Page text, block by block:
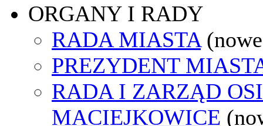
ORGANY I RADY
RADA MIASTA
PREZYDENT
RADA I ZARZĄD
MACIEJKOWICE